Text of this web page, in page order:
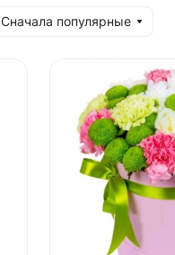
Сначала популярные